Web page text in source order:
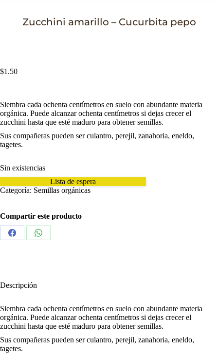
Zucchini amarillo – Cucurbita pepo
$1.50
Siembra cada ochenta centímetros en suelo con abundante materia
orgánica. Puede alcanzar ochenta centímetros si dejas crecer el
zucchini hasta que esté maduro para obtener semillas.
Sus compañeras pueden ser culantro, perejil, zanahoria, eneldo,
tagetes.
Sin existencias
Lista de espera
Categoría: Semillas orgánicas
Compartir este producto
Share
Share
Descripción
Siembra cada ochenta centímetros en suelo con abundante materia
orgánica. Puede alcanzar ochenta centímetros si dejas crecer el
zucchini hasta que esté maduro para obtener semillas.
Sus compañeras pueden ser culantro, perejil, zanahoria, eneldo,
tagetes.